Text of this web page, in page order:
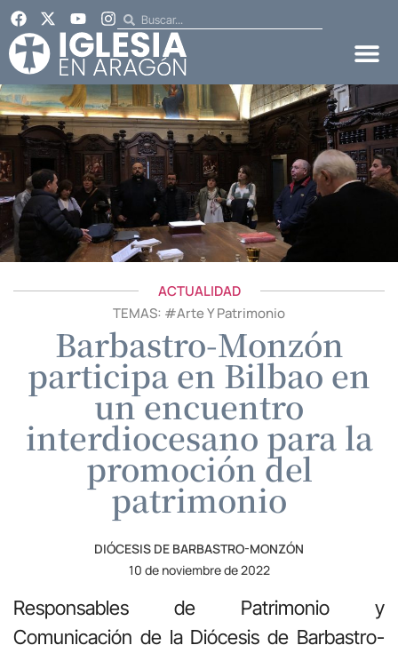
ACTUALIDAD
TEMAS: #Arte Y Patrimonio
Barbastro-Monzón
participa en Bilbao en
un encuentro
interdiocesano para la
promoción del
patrimonio
DIÓCESIS DE BARBASTRO-MONZÓN
10 de noviembre de 2022
Responsables de Patrimonio y
Comunicación de la Diócesis de Barbastro-